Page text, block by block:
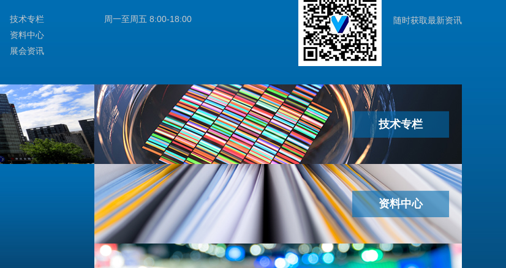
技术专栏
资料中心
展会资讯
周一至周五 8:00-18:00 随时获取最新资讯
技术专栏
资料中心